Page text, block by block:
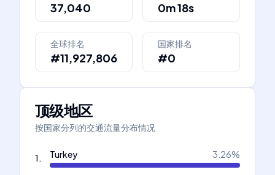
37,040 0m 18s
全球排名
#11,927,806
国家排名
#0
顶级地区
按国家分列的交通流量分布情况
1. Turkey 3.26%